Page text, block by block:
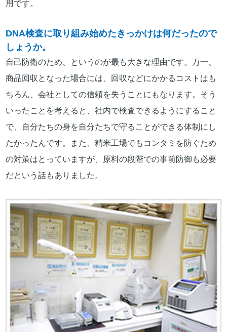
用です。
DNA検査に取り組み始めたきっかけは何だったので
しょうか。
自己防衛のため、というのが最も大きな理由です。万一、
商品回収となった場合には、回収などにかかるコストはも
ちろん、会社としての信頼を失うことにもなります。そう
いったことを考えると、社内で検査できるようにすること
で、自分たちの身を自分たちで守ることができる体制にし
たかったんです。また、精米工場でもコンタミを防ぐため
の対策はとっていますが、原料の段階での事前防御も必要
だという話もありました。